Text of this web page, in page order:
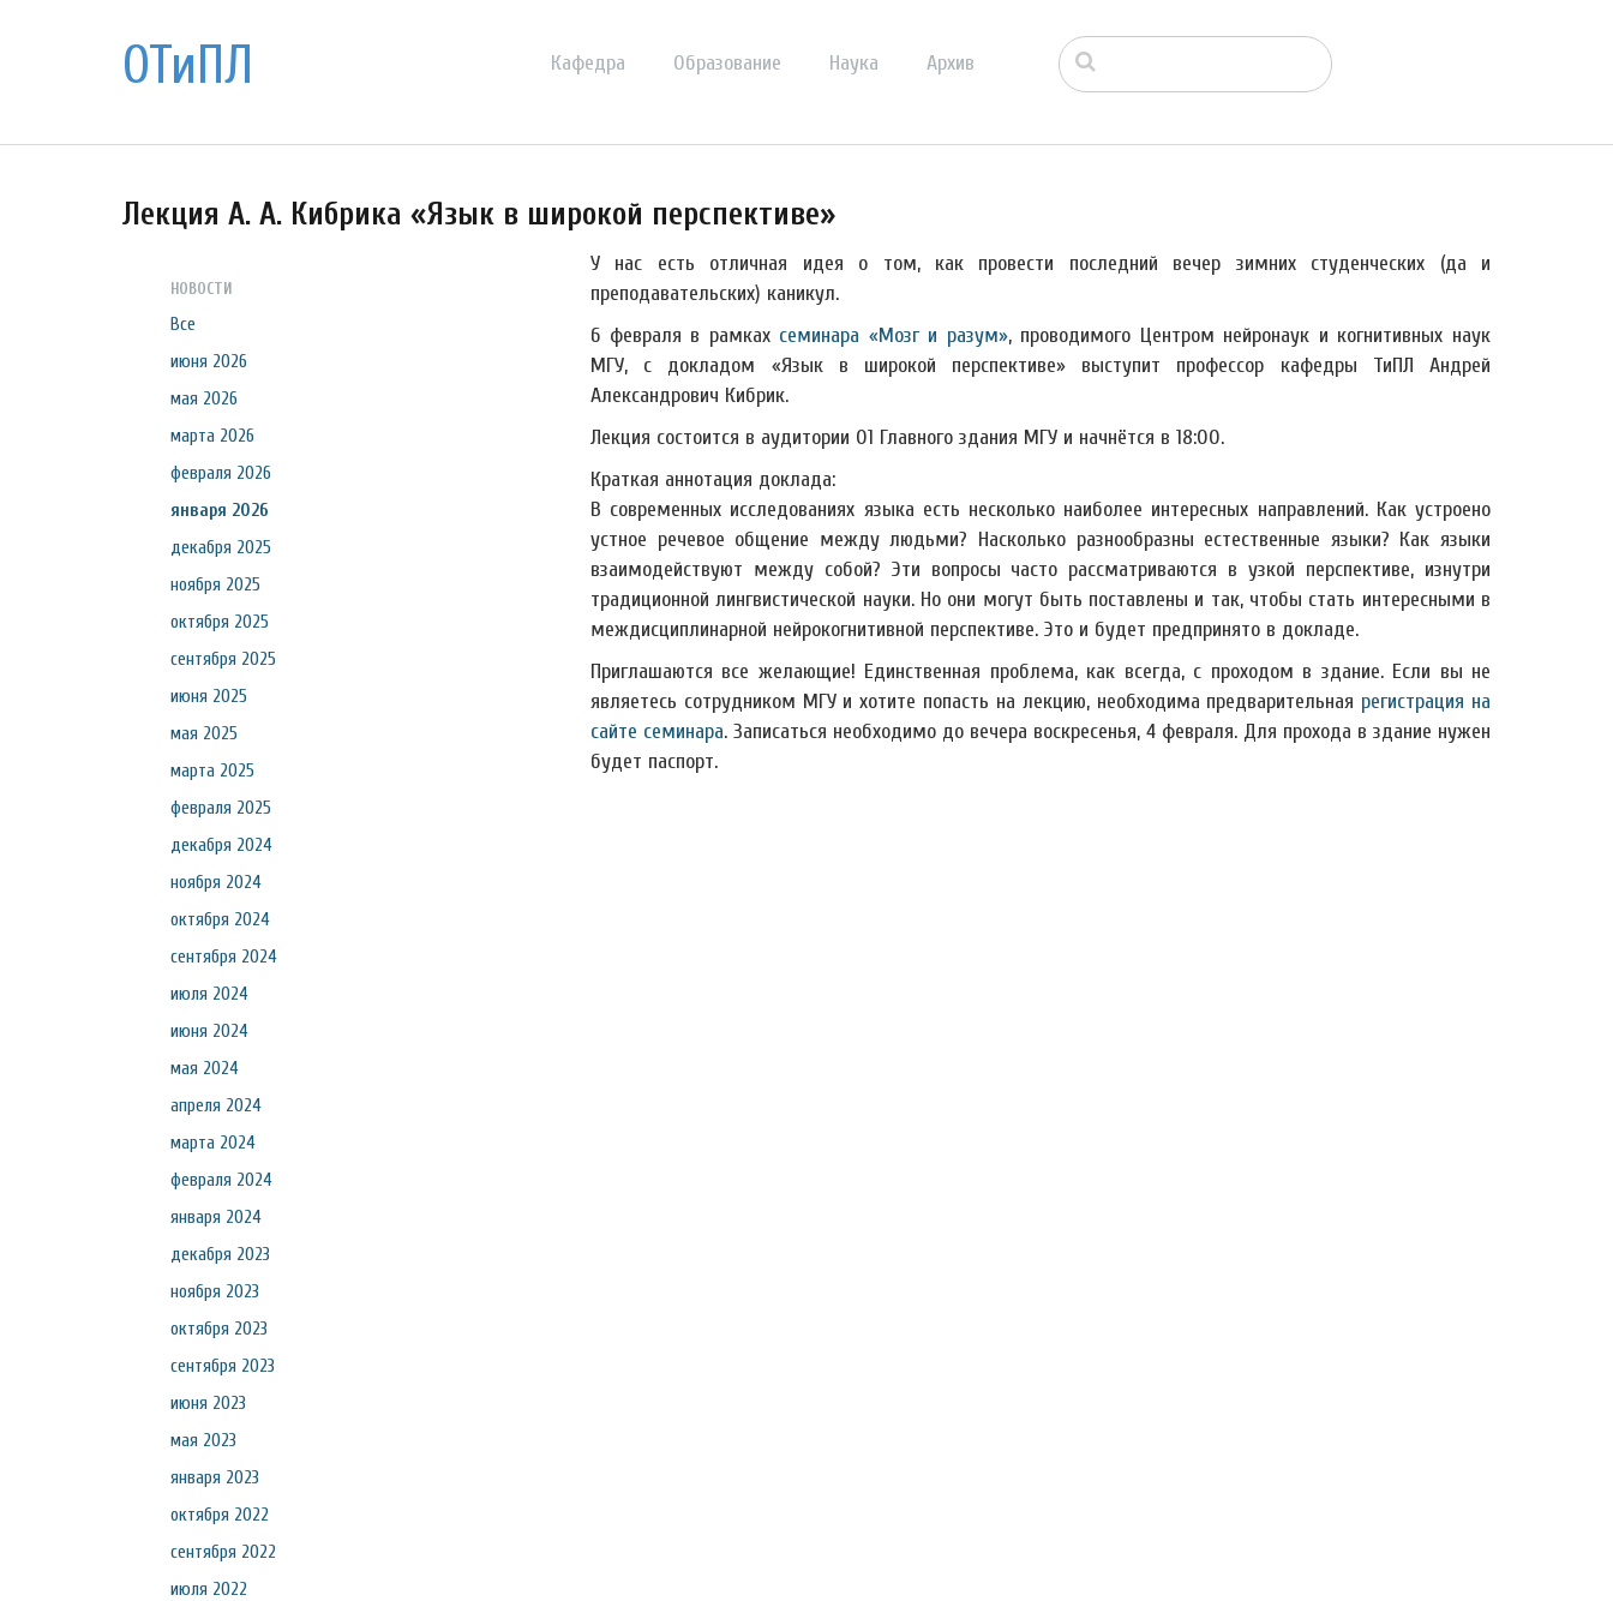
ОТиПЛ Кафедра Образование Наука Архив
Лекция А. А. Кибрика «Язык в широкой перспективе»
НОВОСТИ
Все
июня 2026
мая 2026
марта 2026
февраля 2026
января 2026
декабря 2025
ноября 2025
октября 2025
сентября 2025
июня 2025
мая 2025
марта 2025
февраля 2025
декабря 2024
ноября 2024
октября 2024
сентября 2024
июля 2024
июня 2024
мая 2024
апреля 2024
марта 2024
февраля 2024
января 2024
декабря 2023
ноября 2023
октября 2023
сентября 2023
июня 2023
мая 2023
января 2023
октября 2022
сентября 2022
июля 2022
У нас есть отличная идея о том, как провести последний вечер зимних студенческих (да и
преподавательских) каникул.
6 февраля в рамках семинара «Мозг и разум», проводимого Центром нейронаук и когнитивных наук
МГУ, с докладом «Язык в широкой перспективе» выступит профессор кафедры ТиПЛ Андрей
Александрович Кибрик.
Лекция состоится в аудитории 01 Главного здания МГУ и начнётся в 18:00.
Краткая аннотация доклада:
В современных исследованиях языка есть несколько наиболее интересных направлений. Как устроено
устное речевое общение между людьми? Насколько разнообразны естественные языки? Как языки
взаимодействуют между собой? Эти вопросы часто рассматриваются в узкой перспективе, изнутри
традиционной лингвистической науки. Но они могут быть поставлены и так, чтобы стать интересными в
междисциплинарной нейрокогнитивной перспективе. Это и будет предпринято в докладе.
Приглашаются все желающие! Единственная проблема, как всегда, с проходом в здание. Если вы не
являетесь сотрудником МГУ и хотите попасть на лекцию, необходима предварительная регистрация на
сайте семинара. Записаться необходимо до вечера воскресенья, 4 февраля. Для прохода в здание нужен
будет паспорт.